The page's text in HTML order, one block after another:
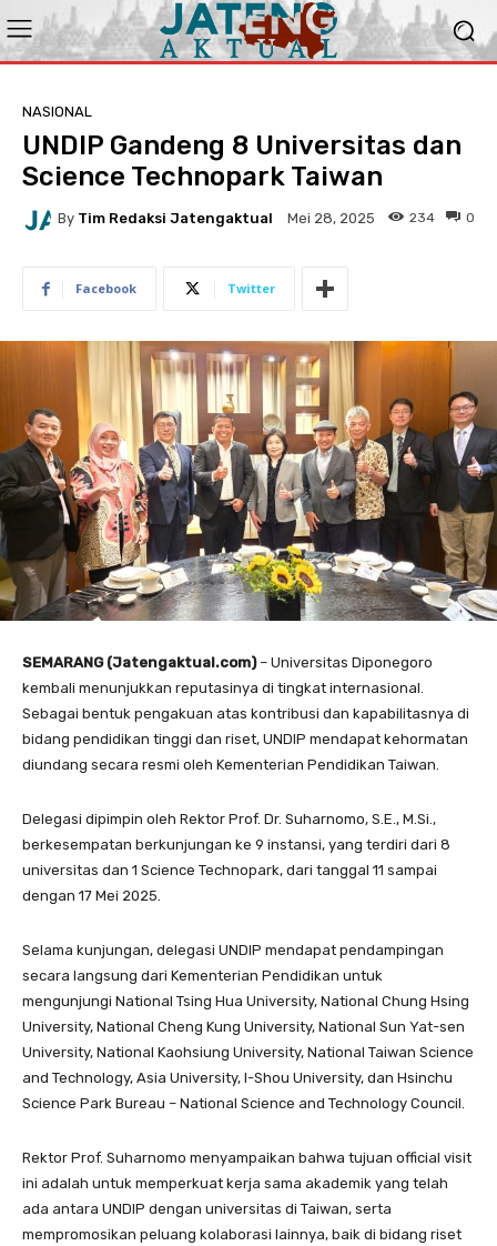
NASIONAL
UNDIP Gandeng 8 Universitas dan
Science Technopark Taiwan
By Tim Redaksi Jatengaktual Mei 28, 2025 0
234
Facebook Twitter
SEMARANG (Jatengaktual.com) – Universitas Diponegoro
kembali menunjukkan reputasinya di tingkat internasional.
Sebagai bentuk pengakuan atas kontribusi dan kapabilitasnya di
bidang pendidikan tinggi dan riset, UNDIP mendapat kehormatan
diundang secara resmi oleh Kementerian Pendidikan Taiwan.
Delegasi dipimpin oleh Rektor Prof. Dr. Suharnomo, S.E., M.Si.,
berkesempatan berkunjungan ke 9 instansi, yang terdiri dari 8
universitas dan 1 Science Technopark, dari tanggal 11 sampai
dengan 17 Mei 2025.
Selama kunjungan, delegasi UNDIP mendapat pendampingan
secara langsung dari Kementerian Pendidikan untuk
mengunjungi National Tsing Hua University, National Chung Hsing
University, National Cheng Kung University, National Sun Yat-sen
University, National Kaohsiung University, National Taiwan Science
and Technology, Asia University, I-Shou University, dan Hsinchu
Science Park Bureau – National Science and Technology Council.
Rektor Prof. Suharnomo menyampaikan bahwa tujuan official visit
ini adalah untuk memperkuat kerja sama akademik yang telah
ada antara UNDIP dengan universitas di Taiwan, serta
mempromosikan peluang kolaborasi lainnya, baik di bidang riset